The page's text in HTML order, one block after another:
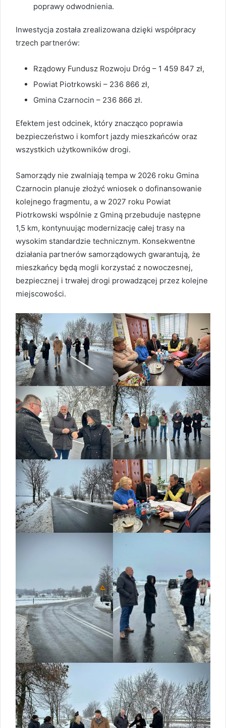
poprawy odwodnienia.
Inwestycja została zrealizowana dzięki współpracy
trzech partnerów:
Rządowy Fundusz Rozwoju Dróg – 1 459 847 zł,
Powiat Piotrkowski – 236 866 zł,
Gmina Czarnocin – 236 866 zł.
Efektem jest odcinek, który znacząco poprawia
bezpieczeństwo i komfort jazdy mieszkańców oraz
wszystkich użytkowników drogi.
Samorządy nie zwalniają tempa w 2026 roku Gmina
Czarnocin planuje złożyć wniosek o dofinansowanie
kolejnego fragmentu, a w 2027 roku Powiat
Piotrkowski wspólnie z Gminą przebuduje następne
1,5 km, kontynuując modernizację całej trasy na
wysokim standardzie technicznym. Konsekwentne
działania partnerów samorządowych gwarantują, że
mieszkańcy będą mogli korzystać z nowoczesnej,
bezpiecznej i trwałej drogi prowadzącej przez kolejne
miejscowości.